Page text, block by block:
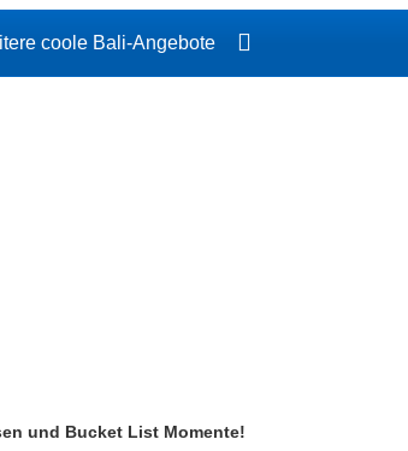
coole Bali-Angebote
und Bucket List Momente!